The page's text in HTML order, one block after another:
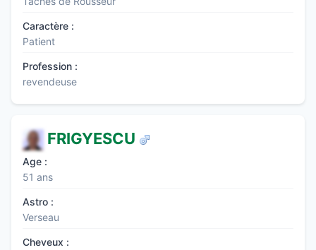
Caractère :
Patient
Profession :
revendeuse
FRIGYESCU
Age :
51 ans
Astro :
Verseau
Cheveux :